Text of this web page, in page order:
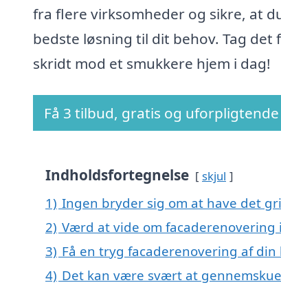
fra flere virksomheder og sikre, at
bedste løsning til dit behov. Tag det
skridt mod et smukkere hjem i dag!
Få 3 tilbud, gratis og uforpligtende
Indholdsfortegnelse skjul
1) Ingen bryder sig om at have det
2) Værd at vide om facaderenovering
3) Få en tryg facaderenovering af din
4) Det kan være svært at